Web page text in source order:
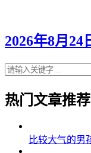
2026年8月
热门文章推荐
比较大气的男